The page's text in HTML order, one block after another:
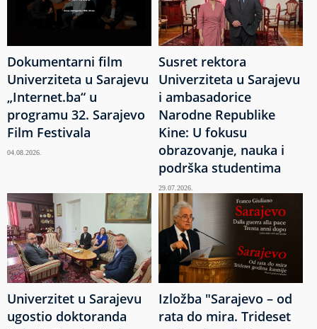
Dokumentarni film
Univerziteta u Sarajevu
„Internet.ba“ u
programu 32. Sarajevo
Film Festivala
04.08.2026.
Susret rektora
Univerziteta u Sarajevu
i ambasadorice
Narodne Republike
Kine: U fokusu
obrazovanje, nauka i
podrška studentima
29.07.2026.
Univerzitet u Sarajevu
ugostio doktoranda
Izložba "Sarajevo – od
rata do mira. Trideset